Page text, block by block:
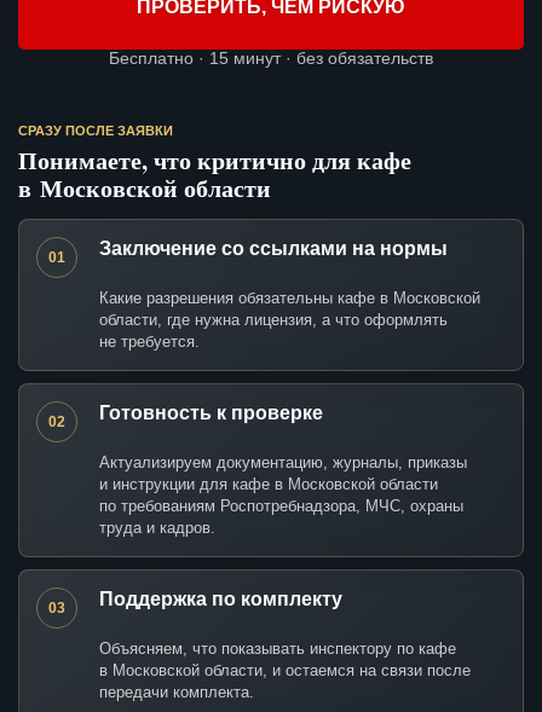
ПРОВЕРИТЬ, ЧЕМ РИСКУЮ
Бесплатно · 15 минут · без обязательств
СРАЗУ ПОСЛЕ ЗАЯВКИ
Понимаете, что критично для кафе
в Московской области
01 Заключение со ссылками на нормы
Какие разрешения обязательны кафе в Московской
области, где нужна лицензия, а что оформлять
не требуется.
02 Готовность к проверке
Актуализируем документацию, журналы, приказы
и инструкции для кафе в Московской области
по требованиям Роспотребнадзора, МЧС, охраны
труда и кадров.
03 Поддержка по комплекту
Объясняем, что показывать инспектору по кафе
в Московской области, и остаемся на связи после
передачи комплекта.